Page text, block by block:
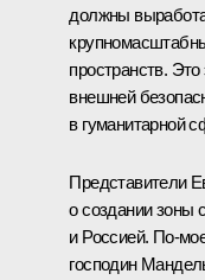
должны
пространств.
внешней
в гуманитарной
Представители
о создании зоны
и Россией.
господин